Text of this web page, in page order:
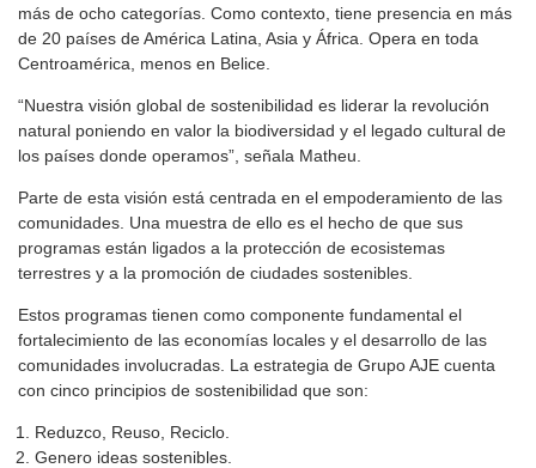
más de ocho categorías. Como contexto, tiene presencia en más
de 20 países de América Latina, Asia y África. Opera en toda
Centroamérica, menos en Belice.
“Nuestra visión global de sostenibilidad es liderar la revolución
natural poniendo en valor la biodiversidad y el legado cultural de
los países donde operamos”, señala Matheu.
Parte de esta visión está centrada en el empoderamiento de las
comunidades. Una muestra de ello es el hecho de que sus
programas están ligados a la protección de ecosistemas
terrestres y a la promoción de ciudades sostenibles.
Estos programas tienen como componente fundamental el
fortalecimiento de las economías locales y el desarrollo de las
comunidades involucradas. La estrategia de Grupo AJE cuenta
con cinco principios de sostenibilidad que son:
Reduzco, Reuso, Reciclo.
Genero ideas sostenibles.